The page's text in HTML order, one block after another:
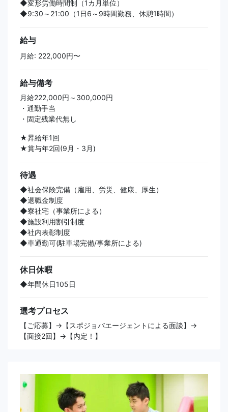
◆変形労働時間制（1カ月単位）
◆9:30～21:00（1日6～9時間勤務、休憩1時間）
給与
月給: 222,000円〜
給与備考
月給222,000円～300,000円
・通勤手当
・固定残業代無し
★昇給年1回
★賞与年2回(9月・3月)
待遇
◆社会保険完備（雇用、労災、健康、厚生）
◆退職金制度
◆寮社宅（事業所による）
◆施設利用割引制度
◆社内表彰制度
◆車通勤可(駐車場完備/事業所による)
休日休暇
◆年間休日105日
選考プロセス
【ご応募】→【スポジョバエージェントによる面談】→
【面接2回】→【内定！】